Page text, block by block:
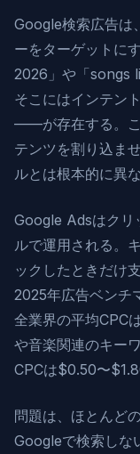
Google検索広告は
ーをターゲットに
2026」や「songs
そこにはインテン
——が存在する。こ
テンツを割り込ま
ルとは根本的に異な
Google Adsはクリ
ルで運用される。
ックしたときだけ
2025年広告ベンチ
全業界の平均
や音楽関連のキー
CPCは$0.50〜
問題は、ほとんど
Googleで検索しな